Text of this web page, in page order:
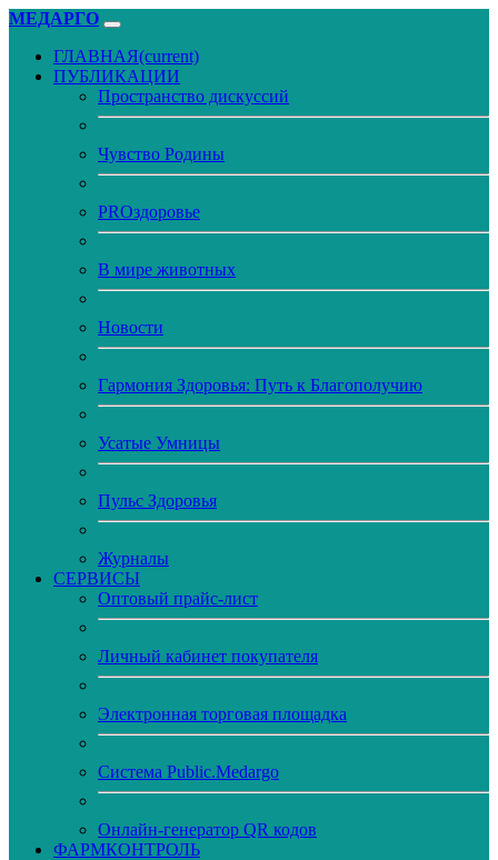
МЕДАРГО
ГЛАВНАЯ(current)
ПУБЛИКАЦИИ
Пространство дискуссий
Чувство Родины
PROздоровье
В мире животных
Новости
Гармония Здоровья: Путь к Благополучию
Усатые Умницы
Пульс Здоровья
Журналы
CЕРВИСЫ
Оптовый прайс-лист
Личный кабинет покупателя
Электронная торговая площадка
Система Public.Medargo
Онлайн-генератор QR кодов
ФАРМКОНТРОЛЬ